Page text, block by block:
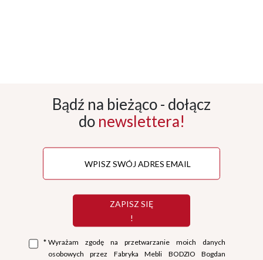
Bądź na bieżąco - dołącz
do newslettera!
ZAPISZ SIĘ
!
* Wyrażam zgodę na przetwarzanie moich danych
osobowych przez Fabryka Mebli BODZIO Bogdan